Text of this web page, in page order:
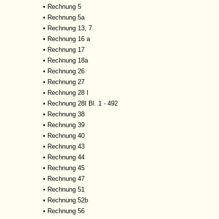
• Rechnung 5
• Rechnung 5a
• Rechnung 13, 7
• Rechnung 16 a
• Rechnung 17
• Rechnung 18a
• Rechnung 26
• Rechnung 27
• Rechnung 28 I
• Rechnung 28I Bl. 1 - 492
• Rechnung 38
• Rechnung 39
• Rechnung 40
• Rechnung 43
• Rechnung 44
• Rechnung 45
• Rechnung 47
• Rechnung 51
• Rechnung 52b
• Rechnung 56